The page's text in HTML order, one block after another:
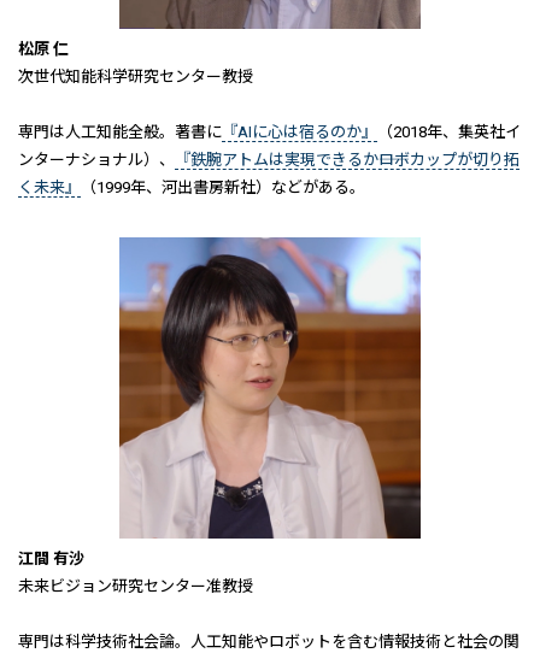
松原 仁
次世代知能科学研究センター教授
専門は人工知能全般。著書に 『AIに心は宿るのか』
（2018年、集英社イ
ンターナショナル）、
『鉄腕アトムは実現できるか――ロボカップが切り拓
く未来』
（1999年、河出書房新社）などがある。
江間 有沙
未来ビジョン研究センター准教授
専門は科学技術社会論。人工知能やロボットを含む情報技術と社会の関